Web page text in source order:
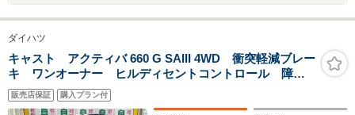
ダイハツ
キャスト アクティバ 660 G SAIII 4WD 衝突軽減ブレー
キ ワンオーナー ヒルディセントコントロール 障害
物センサー 横滑り防止装置 誤発進抑制装置 ABS
アイドリングSTOP LEDヘッドライト
販売店保証 購入プラン付